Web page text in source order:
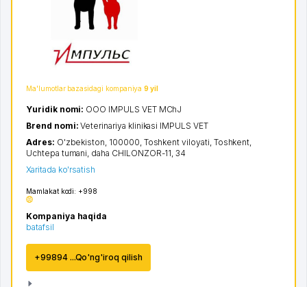
Ma'lumotlar bazasidagi kompaniya9 yil
Mamlakat kodi: +998
Kompaniya haqida
batafsil
+99894 ...Qo'ng'iroq qilish
Yuridik nomi: ООО IMPULS VET MChJ
Brend nomi:Veterinariya klinikasi IMPULS VET
Adres: O'zbekiston, 100000, Toshkent viloyati, Toshkent,
Uchtepa tumani, daha CHILONZOR-11, 34
Xaritada ko'rsatish